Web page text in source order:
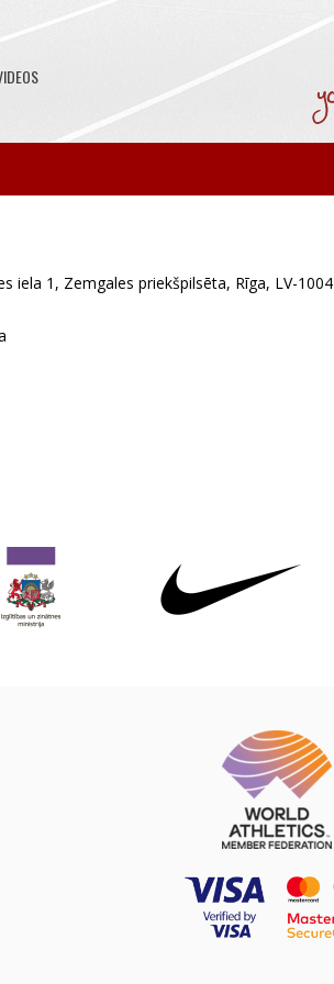
iela 1, Zemgales priekšpilsēta, Rīga, LV-1004